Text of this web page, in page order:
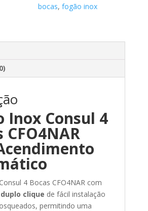
bocas,fogão inox
Inox Consul 4
CFO4NAR
4 Bocas CFO4NAR com
duplo clique de fácil instalação
permitindo uma